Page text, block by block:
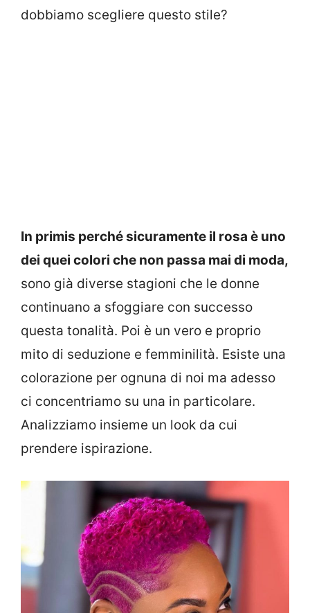
dobbiamo scegliere questo stile?
In primis perché sicuramente il rosa è uno
dei quei colori che non passa mai di moda,
sono già diverse stagioni che le donne
continuano a sfoggiare con successo
questa tonalità. Poi è un vero e proprio
mito di seduzione e femminilità. Esiste una
colorazione per ognuna di noi ma adesso
ci concentriamo su una in particolare.
Analizziamo insieme un look da cui
prendere ispirazione.